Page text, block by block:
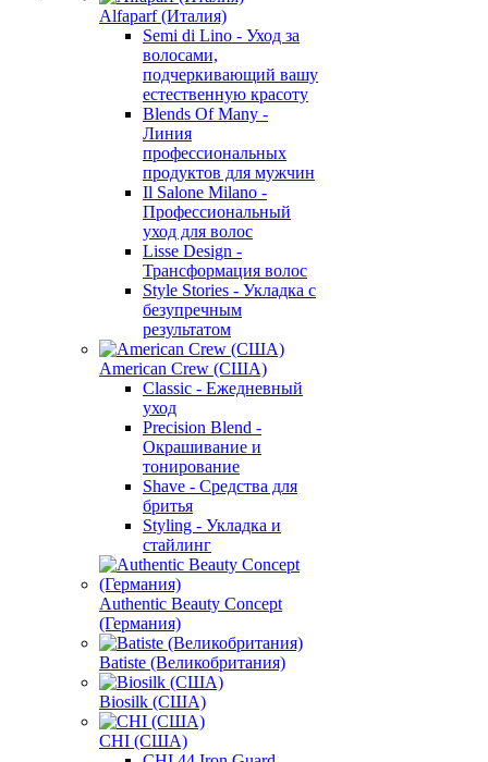
Alfaparf (Италия)
Semi di Lino - Уход за
волосами,
подчеркивающий вашу
естественную красоту
Blends Of Many -
Линия
профессиональных
продуктов для мужчин
Il Salone Milano -
Профессиональный
уход для волос
Lisse Design -
Трансформация волос
Style Stories - Укладка с
безупречным
результатом
American Crew (США)
Classic - Ежедневный
уход
Precision Blend -
Окрашивание и
тонирование
Shave - Средства для
бритья
Styling - Укладка и
стайлинг
Authentic Beauty Concept
(Германия)
Batiste (Великобритания)
Biosilk (США)
CHI (США)